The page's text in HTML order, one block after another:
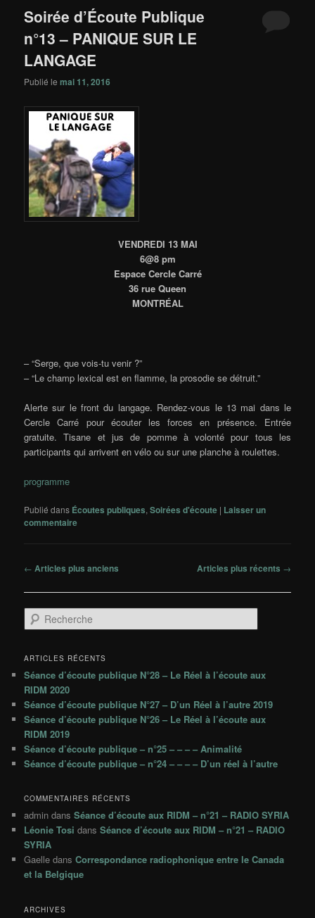
Soirée d’Écoute Publique
n°13 – PANIQUE SUR LE
LANGAGE
Publié lemai 11, 2016
VENDREDI 13 MAI
6@8 pm
Espace Cercle Carré
36 rue Queen
MONTRÉAL
– “Serge, que vois-tu venir ?”
– “Le champ lexical est en flamme, la prosodie se détruit.”
Alerte sur le front du langage. Rendez-vous le 13 mai dans le
Cercle Carré pour écouter les forces en présence. Entrée
gratuite. Tisane et jus de pomme à volonté pour tous les
participants qui arrivent en vélo ou sur une planche à roulettes.
programme
Publié dans Écoutes publiques,Soirées d'écoute | Laisser un
commentaire
Navigation
articles
← Articles plus anciens Articles plus récents →
e
h
r
c
h
e
ARTICLES RÉCENTS
Séance d’écoute publique N°28 – Le Réel à l’écoute aux
RIDM 2020
Séance d’écoute publique N°27 – D’un Réel à l’autre 2019
Séance d’écoute publique N°26 – Le Réel à l’écoute aux
RIDM 2019
Séance d’écoute publique – n°25 – – – – Animalité
Séance d’écoute publique – n°24 – – – – D’un réel à l’autre
COMMENTAIRES RÉCENTS
admin dansSéance d’écoute aux RIDM – n°21 – RADIO SYRIA
Léonie Tosi dansSéance d’écoute aux RIDM – n°21 – RADIO
SYRIA
Gaelle dansCorrespondance radiophonique entre le Canada
et la Belgique
ARCHIVES